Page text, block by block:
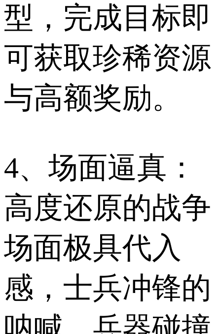
型，完成目标即
可获取珍稀资源
与高额奖励。
4、场面逼真：
高度还原的战争
场面极具代入
感，士兵冲锋的